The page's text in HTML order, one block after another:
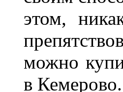
этом,
можно
в Кемерово.